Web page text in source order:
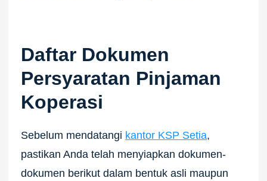
Daftar Dokumen
Persyaratan Pinjaman
Koperasi
Sebelum mendatangi kantor KSP Setia,
pastikan Anda telah menyiapkan dokumen-
dokumen berikut dalam bentuk asli maupun